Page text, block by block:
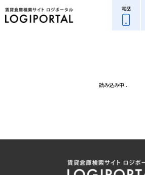
電話
読み込み中...